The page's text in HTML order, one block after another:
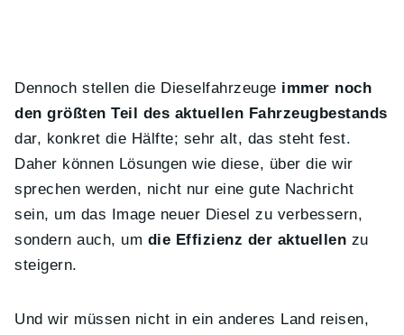
Dennoch stellen die Dieselfahrzeuge immer noch
den größten Teil des aktuellen Fahrzeugbestands
dar, konkret die Hälfte; sehr alt, das steht fest.
Daher können Lösungen wie diese, über die wir
sprechen werden, nicht nur eine gute Nachricht
sein, um das Image neuer Diesel zu verbessern,
sondern auch, um die Effizienz der aktuellen zu
steigern.
Und wir müssen nicht in ein anderes Land reisen,